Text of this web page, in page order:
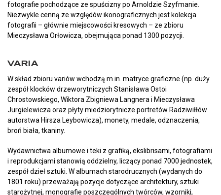
fotografie pochodzące ze spuścizny po Arnoldzie Szyfmanie.
Niezwykle cenną ze względów ikonograficznych jest kolekcja
fotografii – głównie miejscowości kresowych – ze zbioru
Mieczysława Orłowicza, obejmująca ponad 1300 pozycji.
VARIA
W skład zbioru variów wchodzą m.in. matryce graficzne (np. duży
zespół klocków drzeworytniczych Stanisława Ostoi
Chrostowskiego, Wiktora Zbigniewa Langnera i Mieczysława
Jurgielewicza oraz płyty miedziorytnicze portretów Radziwiłłów
autorstwa Hirsza Leybowicza), monety, medale, odznaczenia,
broń biała, tkaniny.
Wydawnictwa albumowe i teki z grafiką, ekslibrisami, fotografiami
i reprodukcjami stanowią oddzielny, liczący ponad 7000 jednostek,
zespół dzieł sztuki. W albumach starodrucznych (wydanych do
1801 roku) przeważają pozycje dotyczące architektury, sztuki
starożytnej, monografie poszczególnych twórców, wzorniki,